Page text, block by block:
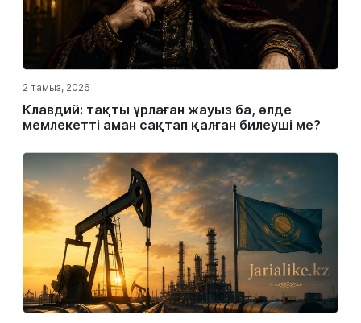
2 тамыз, 2026
Клавдий: тақты ұрлаған жауыз ба, әлде
мемлекетті аман сақтап қалған билеуші ме?